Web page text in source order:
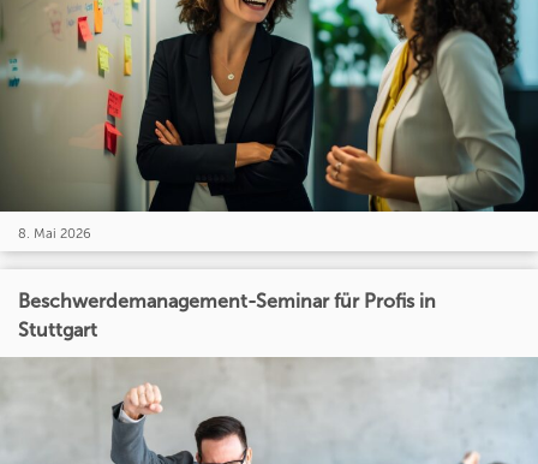
8. Mai 2026
Beschwerdemanagement-Seminar für Profis in
Stuttgart